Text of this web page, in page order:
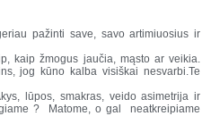
pažinti save, savo artimiuosius ir
kaip žmogus jaučia, mąsto ar veikia.
jog kūno kalba visiškai nesvarbi.Te
lūpos, smakras, veido asimetrija ir
? Matome, o gal neatkreipiame